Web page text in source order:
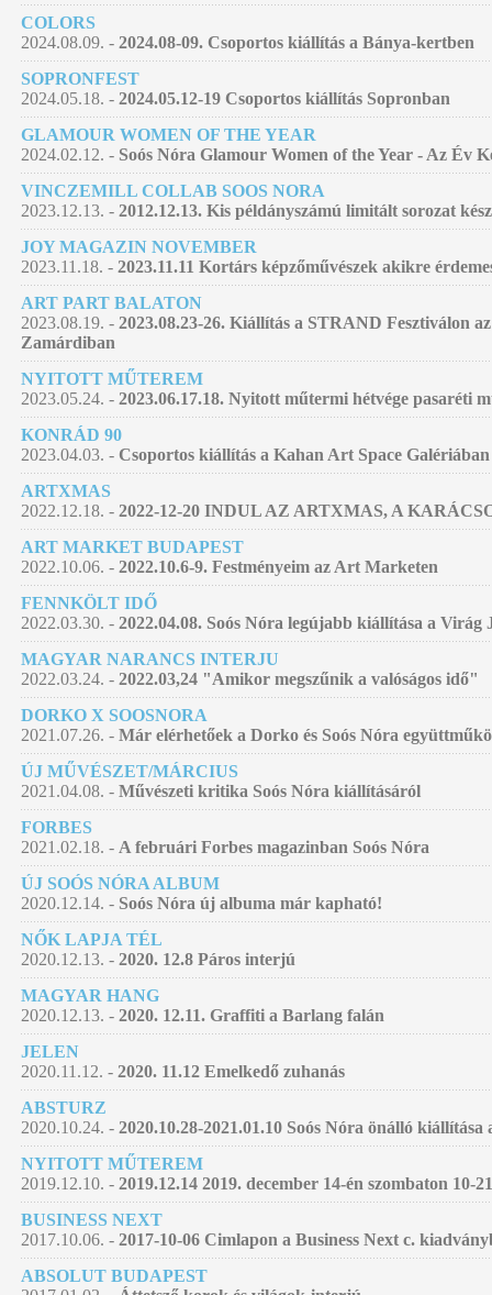
COLORS
2024.08.09. - 2024.08-09. Csoportos kiállítás a Bánya-kertben
SOPRONFEST
2024.05.18. - 2024.05.12-19 Csoportos kiállítás Sopronban
GLAMOUR WOMEN OF THE YEAR
2024.02.12. - Soós Nóra Glamour Women of the Year - Az Év
VINCZEMILL COLLAB SOOS NORA
2023.12.13. - 2012.12.13. Kis példányszámú limitált sorozat
JOY MAGAZIN NOVEMBER
2023.11.18. - 2023.11.11 Kortárs képzőművészek akikre
ART PART BALATON
2023.08.19. - 2023.08.23-26. Kiállítás a STRAND Fesztiválon
Zamárdiban
NYITOTT MŰTEREM
2023.05.24. - 2023.06.17.18. Nyitott műtermi hétvége pasaréti
KONRÁD 90
2023.04.03. - Csoportos kiállítás a Kahan Art Space Galériában
ARTXMAS
2022.12.18. - 2022-12-20 INDUL AZ ARTXMAS, A
ART MARKET BUDAPEST
2022.10.06. - 2022.10.6-9. Festményeim az Art Marketen
FENNKÖLT IDŐ
2022.03.30. - 2022.04.08. Soós Nóra legújabb kiállítása a Virág
MAGYAR NARANCS INTERJU
2022.03.24. - 2022.03,24 "Amikor megszűnik a valóságos idő"
DORKO X SOOSNORA
2021.07.26. - Már elérhetőek a Dorko és Soós Nóra
ÚJ MŰVÉSZET/MÁRCIUS
2021.04.08. - Művészeti kritika Soós Nóra kiállításáról
FORBES
2021.02.18. - A februári Forbes magazinban Soós Nóra
ÚJ SOÓS NÓRA ALBUM
2020.12.14. - Soós Nóra új albuma már kapható!
NŐK LAPJA TÉL
2020.12.13. - 2020. 12.8 Páros interjú
MAGYAR HANG
2020.12.13. - 2020. 12.11. Graffiti a Barlang falán
JELEN
2020.11.12. - 2020. 11.12 Emelkedő zuhanás
ABSTURZ
2020.10.24. - 2020.10.28-2021.01.10 Soós Nóra önálló
NYITOTT MŰTEREM
2019.12.10. - 2019.12.14 2019. december 14-én szombaton 10-
BUSINESS NEXT
2017.10.06. - 2017-10-06 Cimlapon a Business Next c.
ABSOLUT BUDAPEST